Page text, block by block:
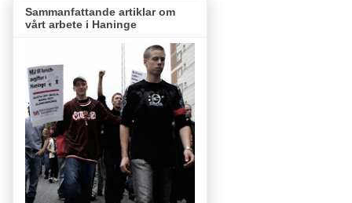
Sammanfattande artiklar om
vårt arbete i Haninge